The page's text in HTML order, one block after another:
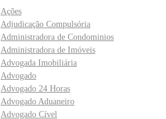
Ações
Adjudicação Compulsória
Administradora de Condominios
Administradora de Imóveis
Advogada Imobiliária
Advogado
Advogado 24 Horas
Advogado Aduaneiro
Advogado Cível